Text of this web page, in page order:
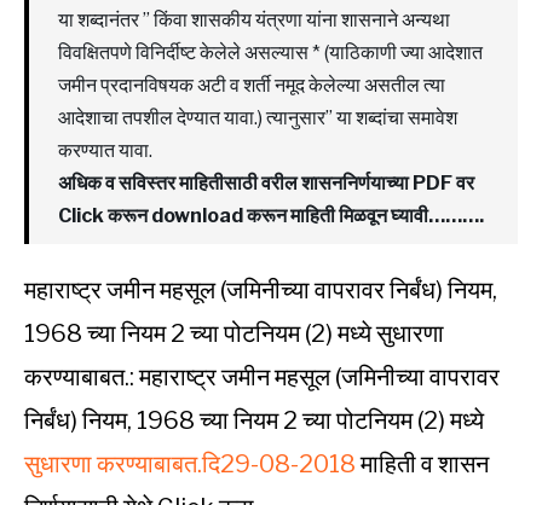
या शब्दानंतर ” किंवा शासकीय यंत्रणा यांना शासनाने अन्यथा
विवक्षितपणे विनिर्दीष्ट केलेले असल्यास * (याठिकाणी ज्या आदेशात
जमीन प्रदानविषयक अटी व शर्ती नमूद केलेल्या असतील त्या
आदेशाचा तपशील देण्यात यावा.) त्यानुसार” या शब्दांचा समावेश
करण्यात यावा.
अधिक व सविस्तर माहितीसाठी वरील शासननिर्णयाच्या PDF वर
Click करून download करून माहिती मिळवून घ्यावी……….
महाराष्ट्र जमीन महसूल (जमिनीच्या वापरावर निर्बंध) नियम,
1968 च्या नियम 2 च्या पोटनियम (2) मध्ये सुधारणा
करण्याबाबत.: महाराष्ट्र जमीन महसूल (जमिनीच्या वापरावर
निर्बंध) नियम, 1968 च्या नियम 2 च्या पोटनियम (2) मध्ये
सुधारणा करण्याबाबत.दि29-08-2018माहिती व शासन